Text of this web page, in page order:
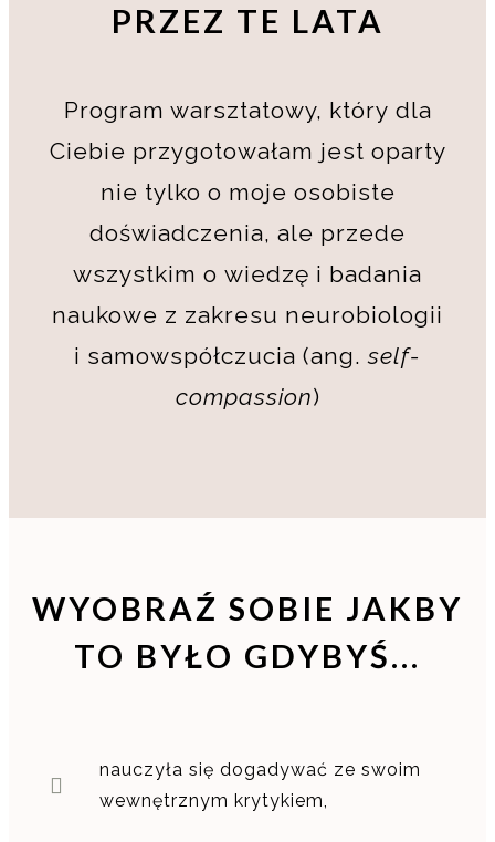
PRZEZ TE LATA
Program warsztatowy, który dla
Ciebie przygotowałam jest oparty
nie tylko o moje osobiste
doświadczenia, ale przede
wszystkim o wiedzę i badania
naukowe z zakresu neurobiologii
i samowspółczucia (ang.self-
compassion)
WYOBRAŹ SOBIE JAKBY
TO BYŁO GDYBYŚ...
nauczyła się dogadywać ze swoim
wewnętrznym krytykiem,